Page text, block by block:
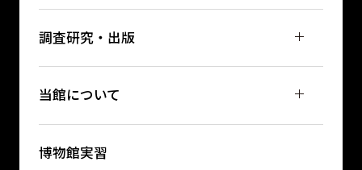
調査研究・出版
当館について
博物館実習